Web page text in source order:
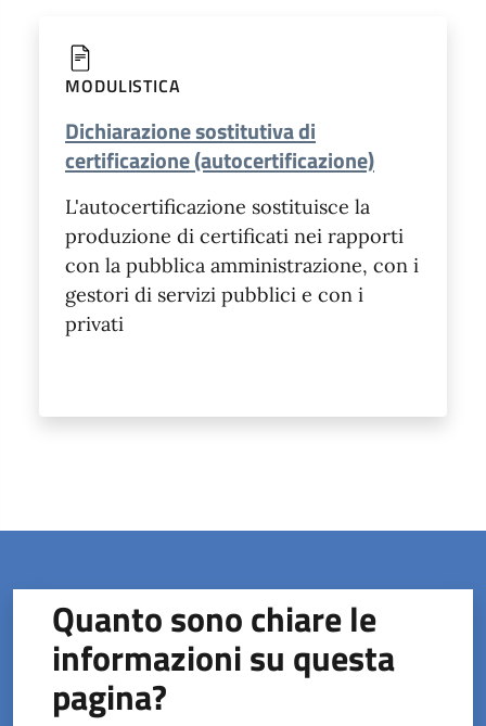
MODULISTICA
Dichiarazione sostitutiva di
certificazione (autocertificazione)
L'autocertificazione sostituisce la
produzione di certificati nei rapporti
con la pubblica amministrazione, con i
gestori di servizi pubblici e con i
privati
Quanto sono chiare le
informazioni su questa
pagina?